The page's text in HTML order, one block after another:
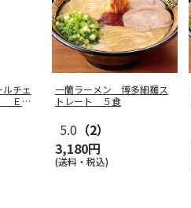
ルチェ
ＥＡ
一蘭ラーメン 博多細麺ス
トレート ５食
5.0 （2）
3,180円
(送料・税込)